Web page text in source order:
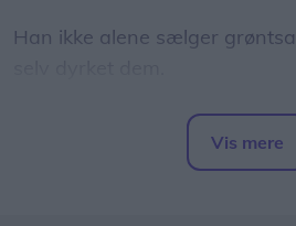
Han ikke alene sælger
I sine forældres have har han
afdeling, hvor han i foråret
Vis mere